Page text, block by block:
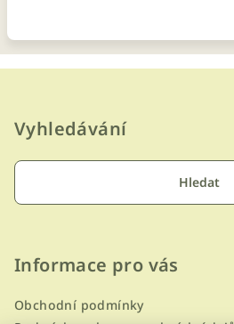
Vyhledávání
Hledat
Informace pro vás
Obchodní podmínky